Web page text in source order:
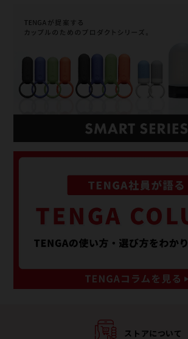
ストアについて